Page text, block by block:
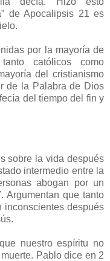
de Apocalipsis 21 es
por la mayoría de
católicos como
del cristianismo
de la Palabra de Dios
del tiempo del fin y
sobre la vida después
intermedio entre la
abogan por un
Argumentan que tanto
inconscientes después
nuestro espíritu no
Pablo dice en 2